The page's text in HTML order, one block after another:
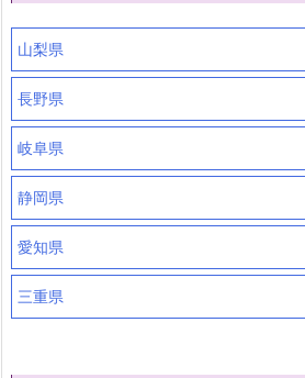
山梨県
長野県
岐阜県
静岡県
愛知県
三重県